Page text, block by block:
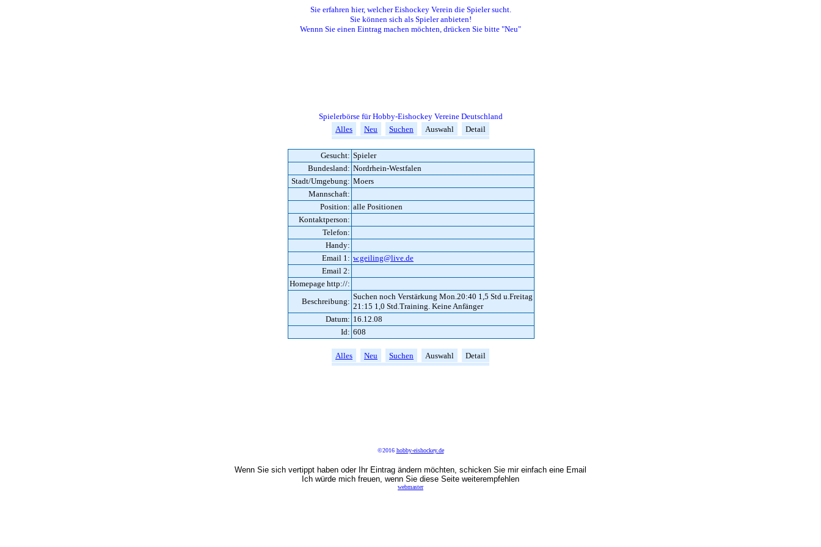
Sie erfahren hier, welcher Eishockey Verein die Spieler sucht.
Sie können sich als Spieler anbieten!
Wennn Sie einen Eintrag machen möchten, drücken Sie bitte "Neu"
Spielerbörse für Hobby-Eishockey Vereine Deutschland
Alles
Neu Suchen Auswahl Detail
Gesucht: Spieler
Bundesland: Nordrhein-Westfalen
Stadt/Umgebung: Moers
Mannschaft:
Position: alle Positionen
Kontaktperson:
Telefon:
Handy:
Email 1: w.geiling@live.de
Email 2:
Homepage http://:
Beschreibung:
Suchen noch Verstärkung Mon.20:40 1,5 Std u.Freitag
21:15 1,0 Std.Training. Keine Anfänger
Datum: 16.12.08
Id: 608
Alles Neu Suchen Auswahl Detail
©2016 hobby-eishockey.de
Wenn Sie sich vertippt haben oder Ihr Eintrag ändern möchten, schicken Sie mir einfach eine Email
Ich würde mich freuen, wenn Sie diese Seite weiterempfehlen
webmaster